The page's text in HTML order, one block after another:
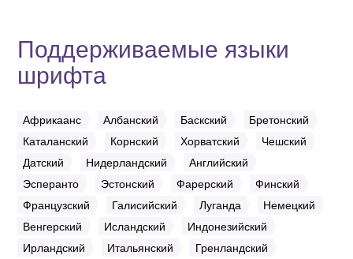
Поддерживаемые языки
шрифта
Африкаанс Албанский Баскский
Бретонский
Каталанский
Корнский Хорватский
Чешский
Датский
Нидерландский
Английский
Эсперанто
Эстонский Фарерский
Финский
Французский
Галисийский Луганда
Немецкий
Венгерский
Исландский
Индонезийский
Ирландский
Итальянский
Гренландский